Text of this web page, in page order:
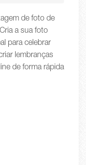
de foto de
a sua foto
para celebrar
lembranças
de forma rápida